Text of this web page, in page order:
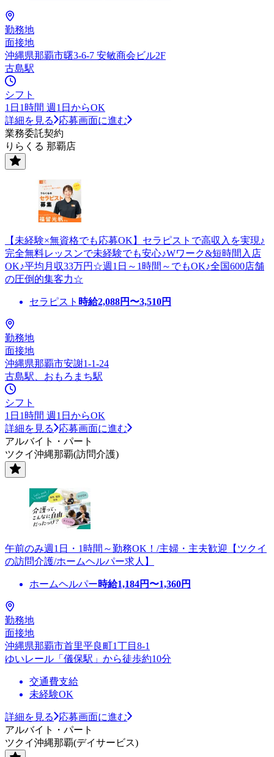
勤務地
面接地
沖縄県那覇市曙3-6-7 安敏商会ビル2F
古島駅
シフト
1日1時間 週1日からOK
詳細を見る
応募画面に進む
業務委託契約
りらくる 那覇店
【未経験×無資格でも応募OK】セラピストで高収入を実現♪
完全無料レッスンで未経験でも安心♪Wワーク&短時間入店
OK♪平均月収33万円☆週1日～1時間～でもOK♪全国600店舗
の圧倒的集客力☆
セラピスト 時給2,088円〜3,510円
勤務地
面接地
沖縄県那覇市安謝1-1-24
古島駅、おもろまち駅
シフト
1日1時間 週1日からOK
詳細を見る
応募画面に進む
アルバイト・パート
ツクイ沖縄那覇(訪問介護)
午前のみ週1日・1時間～勤務OK！/主婦・主夫歓迎【ツクイ
の訪問介護/ホームヘルパー求人】
ホームヘルパー時給1,184円〜1,360円
勤務地
面接地
沖縄県那覇市首里平良町1丁目8-1
ゆいレール「儀保駅」から徒歩約10分
交通費支給
未経験OK
詳細を見る
応募画面に進む
アルバイト・パート
ツクイ沖縄那覇(デイサービス)